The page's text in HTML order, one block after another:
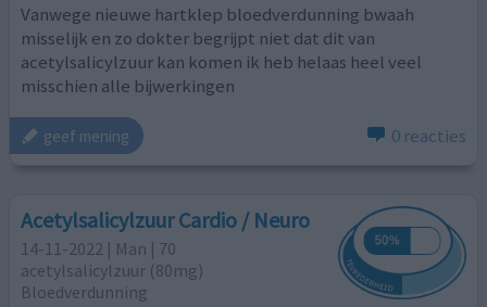
Vanwege nieuwe hartklep bloedverdunning bwaah
misselijk en zo dokter begrijpt niet dat dit van
acetylsalicylzuur kan komen ik heb helaas heel veel
misschien alle bijwerkingen
geef mening 0 reacties
Acetylsalicylzuur Cardio / Neuro
14-11-2022 | Man | 70
acetylsalicylzuur (80mg)
Bloedverdunning